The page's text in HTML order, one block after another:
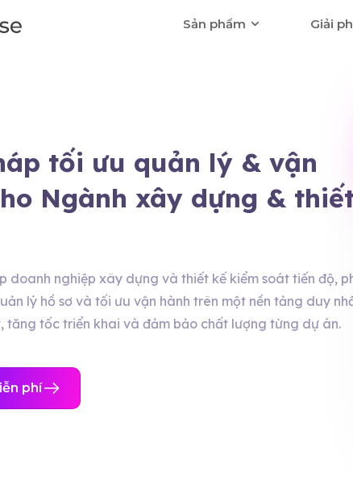
Sản phẩm Giải
tối ưu quản lý & vận
Ngành xây dựng &
doanh nghiệp xây dựng và thiết kế kiểm soát tiến độ,
lý hồ sơ và tối ưu vận hành trên một nền tảng duy
tăng tốc triển khai và đảm bảo chất lượng từng dự án.
phí